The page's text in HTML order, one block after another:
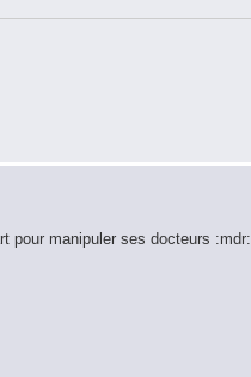
pour manipuler ses docteurs :mdr: